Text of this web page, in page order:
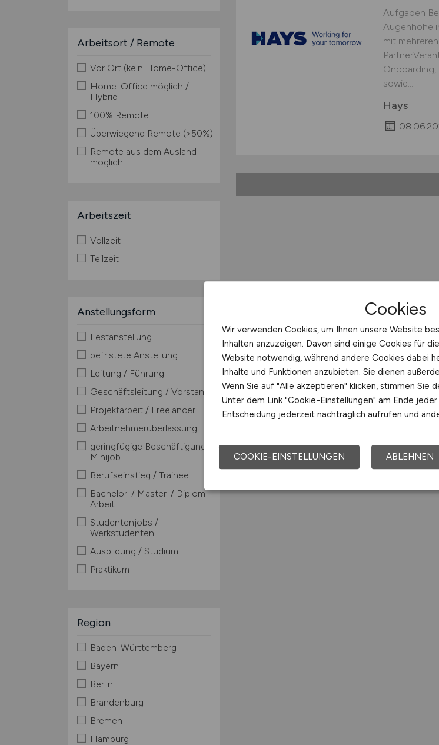
Arbeitsort / Remote
Vor Ort (kein Home-Office)
Home-Office möglich /
Hybrid
100% Remote
Überwiegend Remote (>50%)
Remote aus dem Ausland
möglich
Arbeitszeit
Vollzeit
Teilzeit
Anstellungsform
Festanstellung
befristete Anstellung
Leitung / Führung
Geschäftsleitung / Vorstand
Projektarbeit / Freelancer
Arbeitnehmerüberlassung
geringfügige Beschäftigung /
Minijob
Berufseinstieg / Trainee
Bachelor-/ Master-/ Diplom-
Arbeit
Studentenjobs /
Werkstudenten
Ausbildung / Studium
Praktikum
Region
Baden-Württemberg
Bayern
Berlin
Brandenburg
Bremen
Hamburg
Aufgaben
Augenhöhe
mit
sowie...
Hays
Cookies
Wir verwenden Cookies, um Ihnen unsere Website
Inhalten anzuzeigen. Davon sind einige Cookies für
Website notwendig, während andere Cookies dabei
Inhalte und Funktionen anzubieten. Sie dienen
Wenn Sie auf "Alle akzeptieren" klicken, stimmen Sie
Unter dem Link "Cookie-Einstellungen" am Ende
Entscheidung jederzeit nachträglich aufrufen und
COOKIE-EINSTELLUNGEN ABLEHNEN